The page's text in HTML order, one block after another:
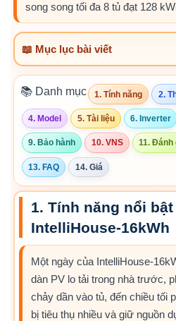
song song tối đa 8 tủ đạt 128
📖 Mục lục bài viết
📚 Danh mục 1. Tính năng 2.
4. Model 5. Tài liệu 6. Inverter
9. Bảo hành 10. VNS 11. Đánh
13. FAQ 14. Giá
1. Tính năng nổi
IntelliHouse-16kWh
Một ngày của IntelliHouse-
dàn PV lo tải trong nhà trước,
chảy dần vào tủ, đến chiều tối
bị tiêu thụ nhiều và giữ nguồn